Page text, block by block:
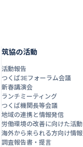
筑協の活動
活動報告
つくば3Eフォーラム会議
新春講演会
ランチミーティング
つくば機関長等会議
地域の連携と情報発信
労働環境の改善に向けた活動
海外から来られる方向け情報
調査報告書・提言